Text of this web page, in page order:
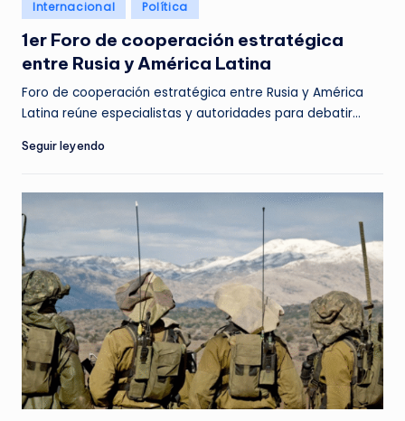
Posted
in
Internacional Política
1er Foro de cooperación estratégica
entre Rusia y América Latina
Foro de cooperación estratégica entre Rusia y América
Latina reúne especialistas y autoridades para debatir…
Seguir leyendo